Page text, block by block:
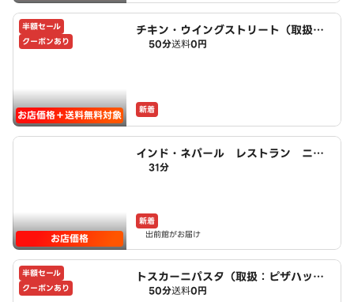
半額セール
クーポンあり
お店価格＋送料無料対象
チキン・ウイングストリート（取扱：
ピザハット長久手店）
50分送料0円
新着
お店価格
インド・ネパール レストラン ニュ
ーバラヒ
31分
新着
出前館がお届け
半額セール
クーポンあり
トスカーニパスタ（取扱：ピザハット
長久手店）
50分送料0円